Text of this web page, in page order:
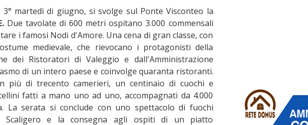
martedì di giugno, si svolge sul Ponte Visconteo la
Due tavolate di 600 metri ospitano 3.000 commensali
i famosi Nodi d'Amore. Una cena di gran classe, con
medievale, che rievocano i protagonisti della
dei Ristoratori di Valeggio e dall'Amministrazione
di un intero paese e coinvolge quaranta ristoranti.
più di trecento camerieri, un centinaio di cuochi e
fatti a mano uno ad uno, accompagnati da 4.000
La serata si conclude con uno spettacolo di fuochi
Scaligero e la consegna agli ospiti di un piatto